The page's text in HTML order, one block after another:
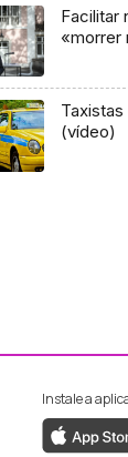
Facilitar
«morrer
(vídeo)
RTP
da
Instale a